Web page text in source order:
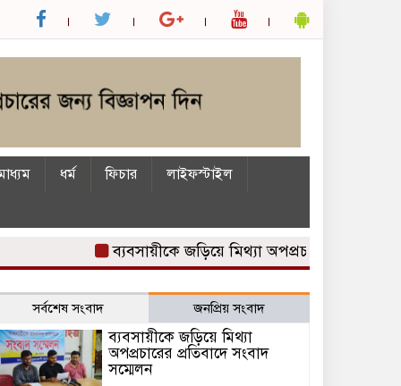
ধর্ম ফিচার
লাইফস্টাইল
ব্যবসায়ীকে জড়িয়ে মিথ্যা অপপ্রচারের প্রতিবাদে সংবাদ
সর্বশেষ সংবাদ জনপ্রিয় সংবাদ
ব্যবসায়ীকে জড়িয়ে মিথ্যা
অপপ্রচারের প্রতিবাদে সংবাদ
সম্মেলন